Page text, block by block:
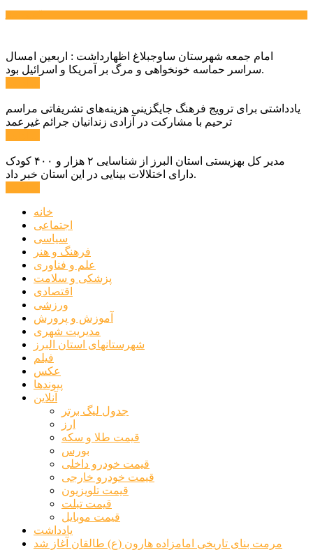
امام جمعه شهرستان ساوجبلاغ اظهارداشت : اربعین امسال
سراسر حماسه خونخواهی و مرگ بر آمریکا و اسرائیل بود.
یادداشتی برای ترویج فرهنگ جایگزینی هزینه‌های تشریفاتی مراسم
ترحیم با مشارکت در آزادی زندانیان جرائم غیرعمد
مدیر کل بهزیستی استان البرز از شناسایی ۲ هزار و ۴۰۰ کودک
دارای اختلالات بینایی در این استان خبر داد.
خانه
اجتماعی
سیاسی
فرهنگ و هنر
علم و فناوری
پزشکی و سلامت
اقتصادی
ورزشی
آموزش و پرورش
مدیریت شهری
شهرستانهای استان البرز
فیلم
عکس
پیوندها
آنلاین
جدول لیگ برتر
ارز
قیمت طلا و سکه
بورس
قیمت خودرو داخلی
قیمت خودرو خارجی
قیمت تلویزیون
قیمت تبلت
قیمت موبایل
یادداشت
مرمت بنای تاریخی امامزاده هارون (ع) طالقان آغاز شد